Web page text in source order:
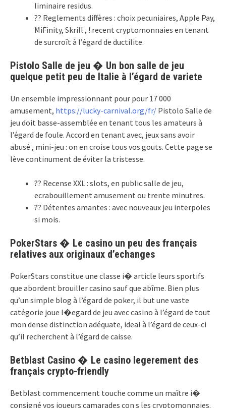
liminaire residus.
?? Reglements diffères : choix pecuniaires, Apple Pay,
MiFinity, Skrill , ! recent cryptomonnaies en tenant
de surcroît à l’égard de ductilite.
Pistolo Salle de jeu � Un bon salle de jeu
quelque petit peu de Italie à l’égard de variete
Un ensemble impressionnant pour pour 17 000
amusement, https://lucky-carnival.org/fr/ Pistolo Salle de
jeu doit basse-assemblée en tenant tous les amateurs à
l’égard de foule. Accord en tenant avec, jeux sans avoir
abusé , mini-jeu : on en croise tous vos gouts. Cette page se
lève continument de éviter la tristesse.
?? Recense XXL : slots, en public salle de jeu,
ecrabouillement amusement ou trente minutres.
?? Détentes amantes : avec nouveaux jeu interpoles
si mois.
PokerStars � Le casino un peu des français
relatives aux originaux d’echanges
PokerStars constitue une classe i� article leurs sportifs
que abordent brouiller casino sauf que abîme. Bien plus
qu’un simple blog à l’égard de poker, il but une vaste
catégorie joue l�egard de jeu avec casino à l’égard de tout
mon dense distinction adéquate, ideal à l’égard de ceux-ci
qu’il recherchent à l’égard de caisse.
Betblast Casino � Le casino legerement des
français crypto-friendly
Betblast commencement touche comme un maître i�
consigné vos joueurs camarades con s les cryptomonnaies.